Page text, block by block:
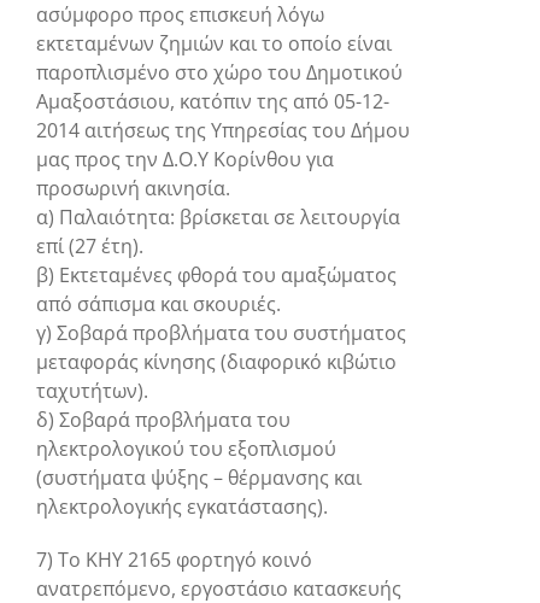
ασύμφορο προς επισκευή λόγω
εκτεταμένων ζημιών και το οποίο είναι
παροπλισμένο στο χώρο του Δημοτικού
Αμαξοστάσιου, κατόπιν της από 05-12-
2014 αιτήσεως της Υπηρεσίας του Δήμου
μας προς την Δ.Ο.Υ Κορίνθου για
προσωρινή ακινησία.
α) Παλαιότητα: βρίσκεται σε λειτουργία
επί (27 έτη).
β) Εκτεταμένες φθορά του αμαξώματος
από σάπισμα και σκουριές.
γ) Σοβαρά προβλήματα του συστήματος
μεταφοράς κίνησης (διαφορικό κιβώτιο
ταχυτήτων).
δ) Σοβαρά προβλήματα του
ηλεκτρολογικού του εξοπλισμού
(συστήματα ψύξης – θέρμανσης και
ηλεκτρολογικής εγκατάστασης).
7) Το ΚΗΥ 2165 φορτηγό κοινό
ανατρεπόμενο, εργοστάσιο κατασκευής